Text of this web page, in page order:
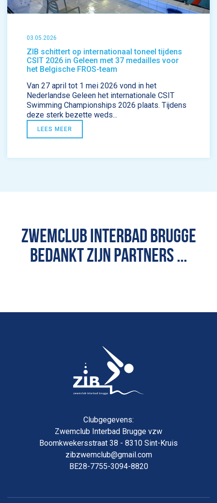
03.05.2026
ZIB schittert op internationaal toneel tijdens
CSIT 2026 in Geleen met 37 medailles voor
het Belgische FROS-team
Van 27 april tot 1 mei 2026 vond in het
Nederlandse Geleen het internationale CSIT
Swimming Championships 2026 plaats. Tijdens
deze sterk bezette weds...
LEES MEER
ZWEMCLUB INTERBAD BRUGGE
BEDANKT ZIJN PARTNERS ...
Clubgegevens:
Zwemclub Interbad Brugge vzw
Boomkwekersstraat 38 - 8310 Sint-Kruis
zibzwemclub@gmail.com
BE28-7755-3094-8820